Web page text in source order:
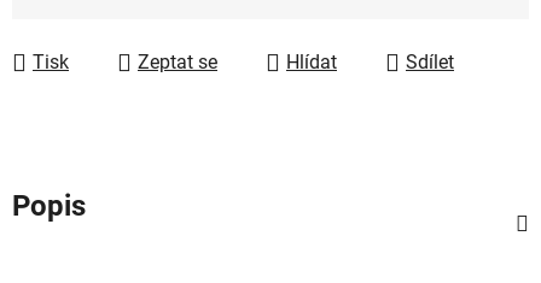
Tisk Zeptat se Hlídat Sdílet
Popis